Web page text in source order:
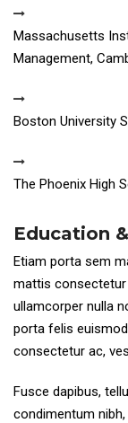
Massachusetts
Management,
Boston University
The Phoenix High
Education
Etiam porta sem
mattis
ullamcorper nulla
porta felis
consectetur ac,
Fusce dapibus,
condimentum